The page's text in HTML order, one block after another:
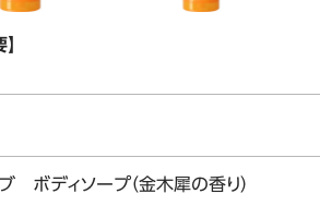
ボディソープ（金木犀の香り）